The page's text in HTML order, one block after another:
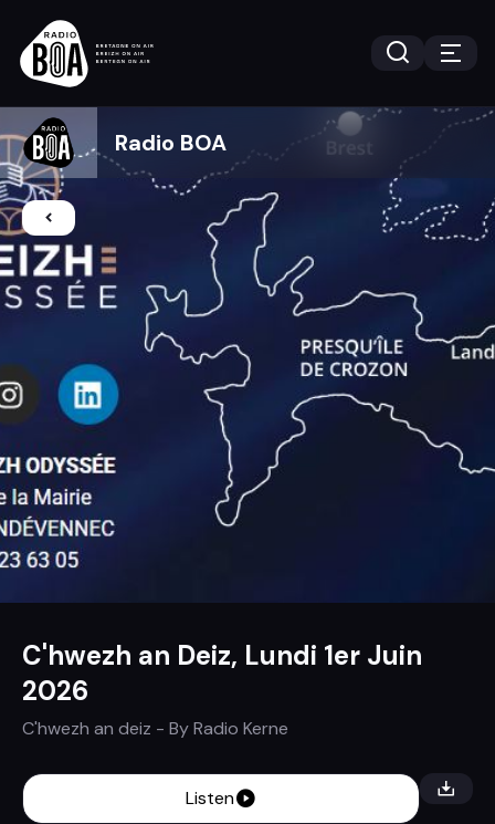
Radio BOA
C'hwezh an Deiz, Lundi 1er Juin
2026
C'hwezh an deiz - ByRadio Kerne
Listen